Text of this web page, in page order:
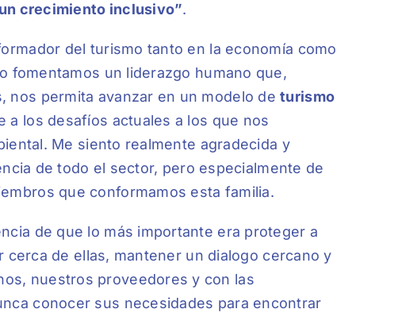
crecimiento inclusivo”.
del turismo tanto en la economía como
fomentamos un liderazgo humano que,
nos permita avanzar en un modelo deturismo
a los desafíos actuales a los que nos
Me siento realmente agradecida y
de todo el sector, pero especialmente de
que conformamos esta familia.
de que lo más importante era proteger a
de ellas, mantener un dialogo cercano y
nuestros proveedores y con las
conocer sus necesidades para encontrar